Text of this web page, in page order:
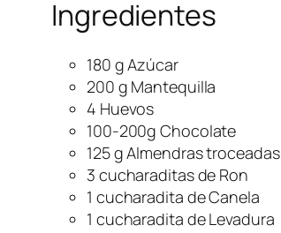
Ingredientes
180 g Azúcar
200 g Mantequilla
4 Huevos
100-200g Chocolate
125 g Almendras troceadas
3 cucharaditas de Ron
1 cucharadita de Canela
1 cucharadita de Levadura